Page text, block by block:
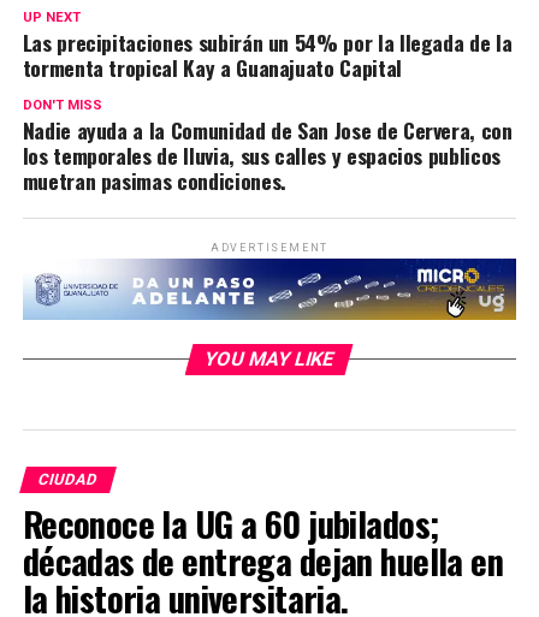
UP NEXT
Las precipitaciones subirán un 54% por la llegada de la
tormenta tropical Kay a Guanajuato Capital
DON'T MISS
Nadie ayuda a la Comunidad de San Jose de Cervera, con
los temporales de lluvia, sus calles y espacios publicos
muetran pasimas condiciones.
ADVERTISEMENT
YOU MAY LIKE
CIUDAD
Reconoce la UG a 60 jubilados;
décadas de entrega dejan huella en
la historia universitaria.